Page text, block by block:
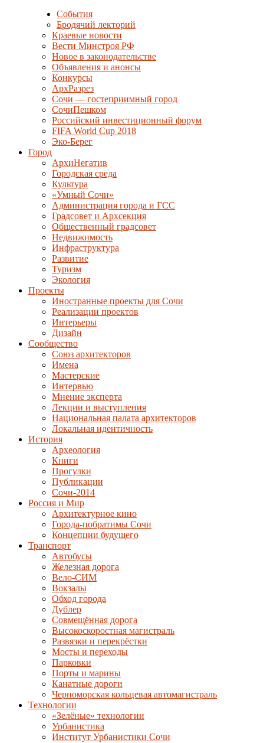
События
Бродячий лекторий
Краевые новости
Вести Минстроя РФ
Новое в законодательстве
Объявления и анонсы
Конкурсы
АрхРазрез
Сочи — гостеприимный город
СочиПешком
Российский инвестиционный форум
FIFA World Cup 2018
Эко-Берег
Город
АрхиНегатив
Городская среда
Культура
«Умный Сочи»
Администрация города и ГСС
Градсовет и Архсекция
Общественный градсовет
Недвижимость
Инфраструктура
Развитие
Туризм
Экология
Проекты
Иностранные проекты для Сочи
Реализации проектов
Интерьеры
Дизайн
Сообщество
Союз архитекторов
Имена
Мастерские
Интервью
Мнение эксперта
Лекции и выступления
Национальная палата архитекторов
Локальная идентичность
История
Археология
Книги
Прогулки
Публикации
Сочи-2014
Россия и Мир
Архитектурное кино
Города-побратимы Сочи
Концепции будущего
Транспорт
Автобусы
Железная дорога
Вело-СИМ
Вокзалы
Обход города
Дублер
Совмещённая дорога
Высокоскоростная магистраль
Развязки и перекрёстки
Мосты и переходы
Парковки
Порты и марины
Канатные дороги
Черноморская кольцевая автомагистраль
Технологии
«Зелёные» технологии
Урбанистика
Институт Урбанистики Сочи